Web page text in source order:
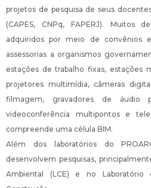
projetos de pesquisa de seus
(CAPES, CNPq, FAPERJ). Muitos
adquiridos por meio de convênios
assessorias a organismos
estações de trabalho fixas, estações
projetores multimídia, câmeras
filmagem, gravadores de áudio
videoconferência multipontos e
compreende uma célula BIM.
Além dos laboratórios do
desenvolvem pesquisas,
Ambiental (LCE) e no